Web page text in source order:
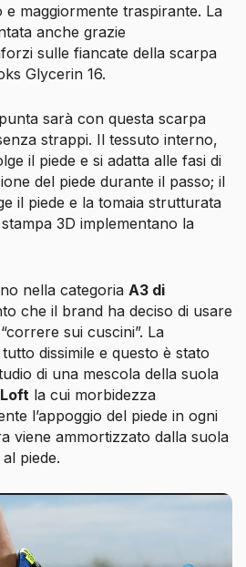
maggiormente traspirante. La
anche grazie
sulle fiancate della scarpa
Glycerin 16.
sarà con questa scarpa
strappi. Il tessuto interno,
il piede e si adatta alle fasi di
del piede durante il passo; il
il piede e la tomaia strutturata
3D implementano la
nella categoria A3 di
che il brand ha deciso di usare
sui cuscini”. La
dissimile e questo è stato
di una mescola della suola
la cui morbidezza
l’appoggio del piede in ogni
viene ammortizzato dalla suola
piede.